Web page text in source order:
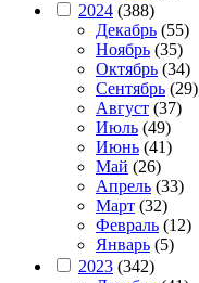
2024 (388)
Декабрь (55)
Ноябрь (35)
Октябрь (34)
Сентябрь (29)
Август (37)
Июль (49)
Июнь (41)
Май (26)
Апрель (33)
Март (32)
Февраль (12)
Январь (5)
2023 (342)